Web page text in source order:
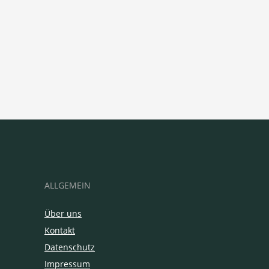
ALLGEMEIN
Über uns
Kontakt
Datenschutz
Impressum